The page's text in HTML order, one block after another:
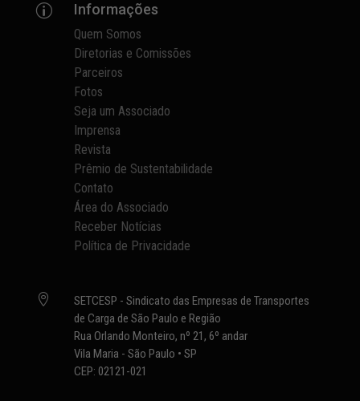
p Informações
Quem Somos
Diretorias e Comissões
Parceiros
Fotos
Seja um Associado
Imprensa
Revista
Prêmio de Sustentabilidade
Contato
Área do Associado
Receber Notícias
Política de Privacidade

SETCESP - Sindicato das Empresas de Transportes
de Carga de São Paulo e Região
Rua Orlando Monteiro, nº 21, 6º andar
Vila Maria - São Paulo • SP
CEP: 02121-021